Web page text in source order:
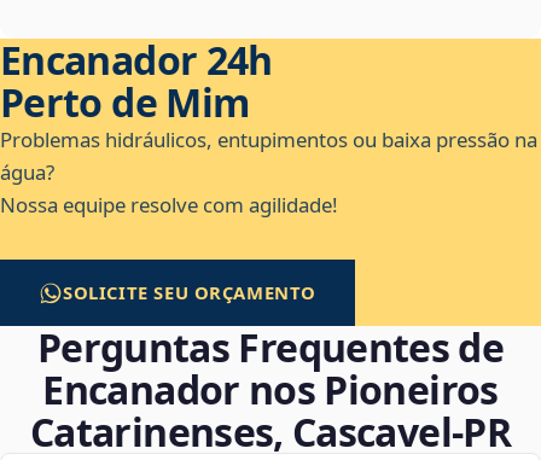
Encanador 24h
Perto de Mim
Problemas hidráulicos, entupimentos ou baixa pressão na
água?
Nossa equipe resolve com agilidade!
SOLICITE SEU ORÇAMENTO
Perguntas Frequentes de
Encanador nos Pioneiros
Catarinenses, Cascavel‑PR